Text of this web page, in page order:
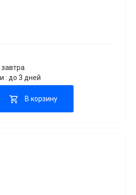
: до 3 дней
В корзину